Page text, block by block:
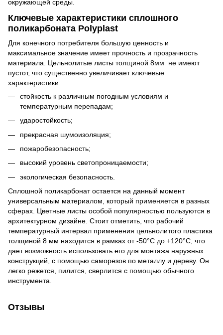
окружающей среды.
Ключевые характеристики сплошного
поликарбоната Polyplast
Для конечного потребителя большую ценность и
максимальное значение имеет прочность и прозрачность
материала. Цельнолитые листы толщиной 8мм не имеют
пустот, что существенно увеличивает ключевые
характеристики:
стойкость к различным погодным условиям и
температурным перепадам;
ударостойкость;
прекрасная шумоизоляция;
пожаробезопасность;
высокий уровень светопроницаемости;
экологическая безопасность.
Сплошной поликарбонат остается на данный момент
универсальным материалом, который применяется в разных
сферах. Цветные листы особой популярностью пользуются в
архитектурном дизайне. Стоит отметить, что рабочий
температурный интервал применения цельнолитого пластика
толщиной 8 мм находится в рамках от -50°С до +120°С, что
дает возможность использовать его для монтажа наружных
конструкций, с помощью саморезов по металлу и дереву. Он
легко режется, пилится, сверлится с помощью обычного
инструмента.
Отзывы